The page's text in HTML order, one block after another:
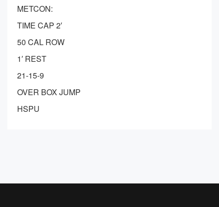
METCON:
TIME CAP 2′
50 CAL ROW
1′ REST
21-15-9
OVER BOX JUMP
HSPU